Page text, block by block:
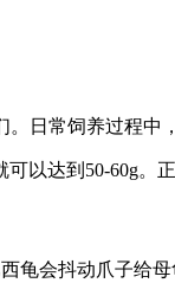
日常饲养过程
以达到50-60g。
龟会抖动爪子给